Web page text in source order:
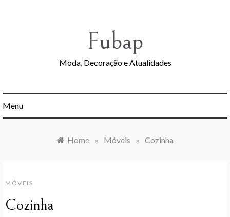
Fubap
Moda, Decoração e Atualidades
Menu
Home » Móveis » Cozinha
MÓVEIS
Cozinha